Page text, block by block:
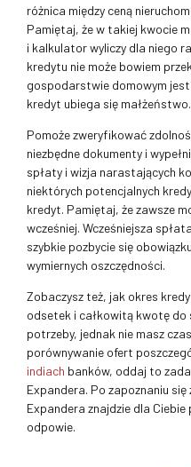
różnica między ceną
Pamiętaj, że w takiej kwocie
i kalkulator wyliczy dla niego
kredytu nie może bowiem
gospodarstwie domowym jest
kredyt ubiega się małżeństwo.
Pomoże zweryfikować
niezbędne dokumenty i
spłaty i wizja narastających
niektórych potencjalnych
kredyt. Pamiętaj, że zawsze
wcześniej. Wcześniejsza
szybkie pozbycie się
wymiernych oszczędności.
Zobaczysz też, jak okres
odsetek i całkowitą kwotę do
potrzeby, jednak nie masz
porównywanie ofert
indiach banków, oddaj to
Expandera. Po zapoznaniu
Expandera znajdzie dla
odpowie.